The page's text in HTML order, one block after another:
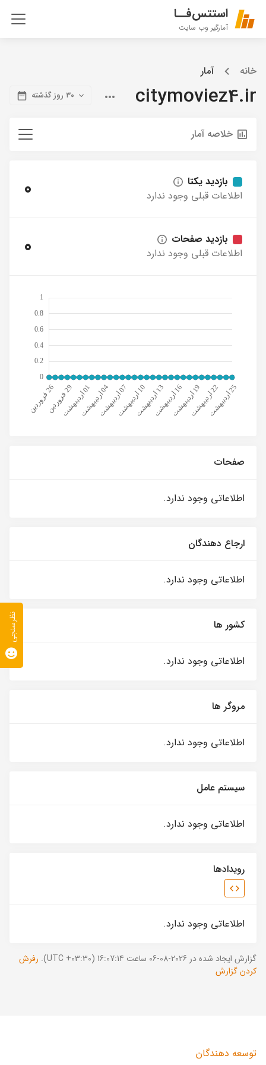
استتس‌فــا
آمارگیر وب سایت
خانه آمار
citymoviez4.ir ۳۰ روز گذشته
خلاصه آمار
بازدید یکتا
اطلاعات قبلی وجود ندارد
0
بازدید صفحات
اطلاعات قبلی وجود ندارد
0
صفحات
اطلاعاتی وجود ندارد.
ارجاع دهندگان
اطلاعاتی وجود ندارد.
کشور ها
اطلاعاتی وجود ندارد.
مروگر ها
اطلاعاتی وجود ندارد.
سیستم عامل
اطلاعاتی وجود ندارد.
رویدادها
اطلاعاتی وجود ندارد.
گزارش ایجاد شده در 2026-08-06 ساعت 16:07:14 (UTC +03:30).
رفرش
کردن گزارش
توسعه دهندگان
نظرسنجی